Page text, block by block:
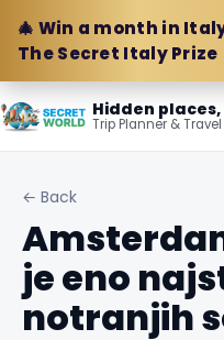
🎄 Win a month in
The Secret Italy Prize
Hidden
Trip Planner &
← Back
je eno
notranjih